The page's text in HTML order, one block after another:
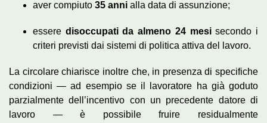
aver compiuto 35 anni alla data di assunzione;
essere disoccupati da almeno 24 mesisecondo i
criteri previsti dai sistemi di politica attiva del lavoro.
La circolare chiarisce inoltre che, in presenza di specifiche
condizioni — ad esempio se il lavoratore ha già goduto
parzialmente dell’incentivo con un precedente datore di
lavoro — è possibile fruire residualmente